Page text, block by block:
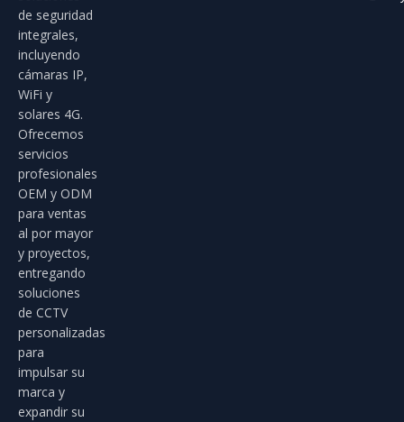
de seguridad
integrales,
incluyendo
cámaras IP,
WiFi y
solares 4G.
Ofrecemos
servicios
profesionales
OEM y ODM
para ventas
al por mayor
y proyectos,
entregando
soluciones
de CCTV
personalizadas
para
impulsar su
marca y
expandir su